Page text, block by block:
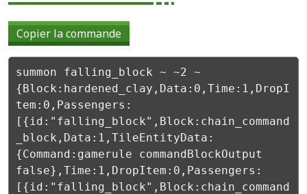
Copier la commande